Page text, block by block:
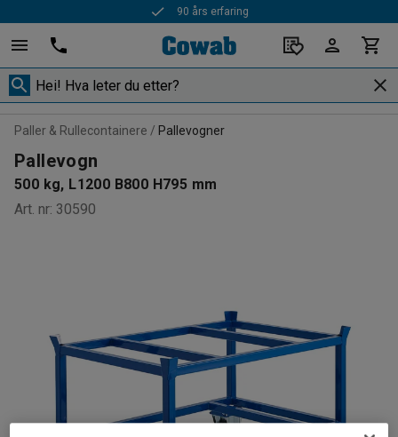
90 års erfaring
Paller & Rullecontainere Pallevogner
Pallevogn
500 kg, L1200 B800 H795 mm
Art. nr: 30590